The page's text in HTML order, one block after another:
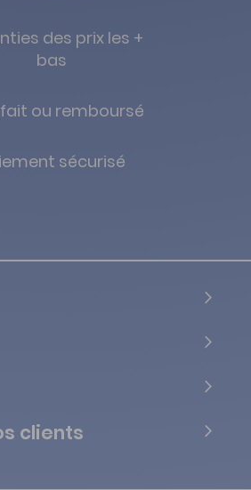
des prix les +
bas
ou remboursé
sécurisé
clients